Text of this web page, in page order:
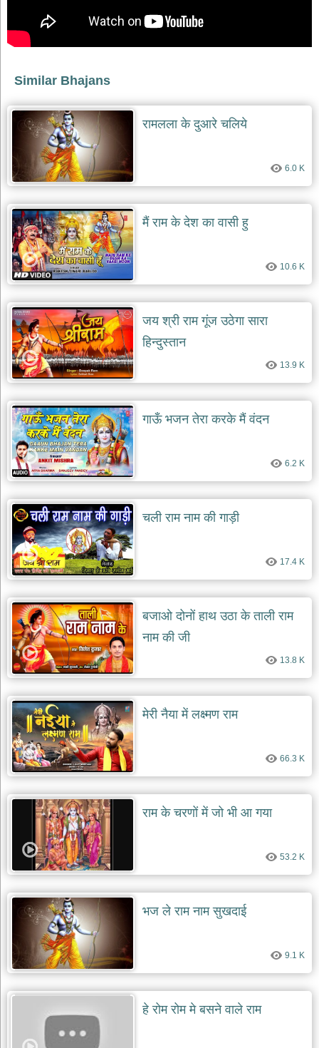
bhajans
गुरुदेव
gurudev
bhajans
विविध
भजन
miscellaneous
bhajans
विष्णु
भजन
vishnu
bhajans
बाबा
बालक
नाथ
भजन
balak
nath
bhajans
देश
भक्ति
भजन
patriotic
खाटू
श्याम
भजन
khatu
shaym
bhajans
रानी
सती
दादी
भजन
rani
sati
dadi
बावा
लाल
दयाल
भजन
bawa
lal
bhajans
शनि
देव
भजन
shani
dev
आज
भजन
bhajan
the
day
भजन
जोड़ें
bhajans
Similar Bhajans
रामलला के दुआरे चलिये
6.0 K
मैं राम के देश का वासी हु
10.6 K
जय श्री राम गूंज उठेगा सारा
हिन्दुस्तान
13.9 K
गाऊँ भजन तेरा करके मैं वंदन
6.2 K
चली राम नाम की गाड़ी
17.4 K
बजाओ दोनों हाथ उठा के ताली राम
नाम की जी
13.8 K
मेरी नैया में लक्ष्मण राम
66.3 K
राम के चरणों में जो भी आ गया
53.2 K
भज ले राम नाम सुखदाई
9.1 K
हे रोम रोम मे बसने वाले राम